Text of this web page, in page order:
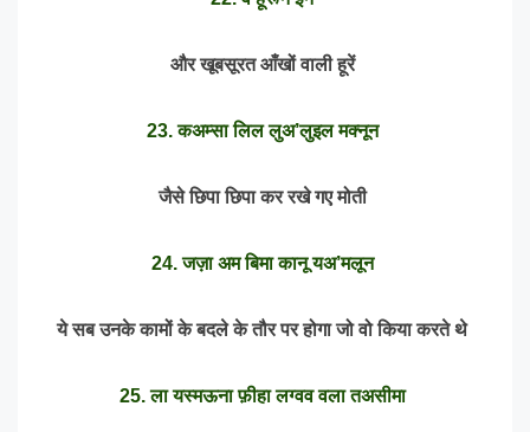
और खूबसूरत आँखों वाली हूरें
23. कअम्सा लिल लुअ’लुइल मक्नून
जैसे छिपा छिपा कर रखे गए मोती
24. जज़ा अम बिमा कानू यअ’मलून
ये सब उनके कामों के बदले के तौर पर होगा जो वो किया करते थे
25. ला यस्मऊना फ़ीहा लग्वव वला तअसीमा